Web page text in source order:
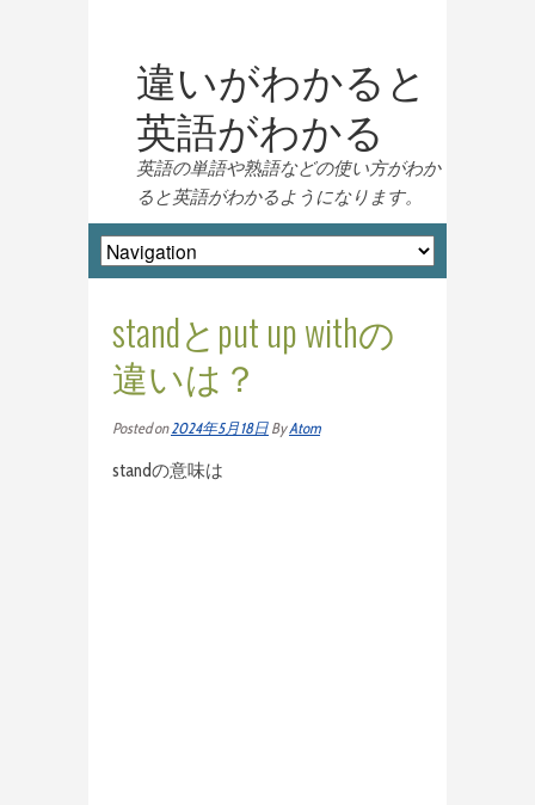
違いがわかると
英語がわかる
英語の単語や熟語などの使い方がわか
ると英語がわかるようになります。
standとput up withの
違いは？
Posted on2024年5月18日 ByAtom
standの意味は